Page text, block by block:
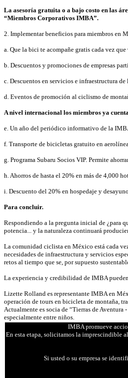
La asesoría gratuita o a bajo costo en las
“Miembros Corporativos IMBA”.
2. Implementar beneficios para miembros en
a. Que la bici te acompañe gratis cada vez
b. Descuentos y promociones de empresas
c. Descuentos en servicios e infraestructura de
d. Eventos de promoción al ciclismo de
A nivel internacional los miembros ya
e. Un año del periódico informativo de la
f. Transporte de bicicletas gratuito en
g. Programa Subaru Socios VIP. Permite
h. Ahorros de hasta el 20% en más de 4,000
i. Descuento del 20% en hospedaje y
Para concluir.
Respondiendo a la pregunta inicial de ¿para
potencia... y la naturaleza continuará
La comunidad ciclista en México está cada
necesidades de infraestructura y servicios
retos al tiempo que se, por supuesto
La experiencia y credibilidad de IMBA
Lizette Rolland es representante IMBA en
operación de tours en bicicleta de montaña,
Actualmente es socia de “Tierras de
especialmente entre niños.
IMBA promueve
En esta etapa, solicitamos la imprescindible
Si usted o su empresa se